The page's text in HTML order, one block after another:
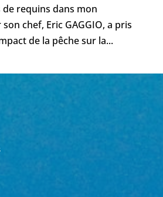
de requins dans mon
chef, Eric GAGGIO, a pris
de la pêche sur la...